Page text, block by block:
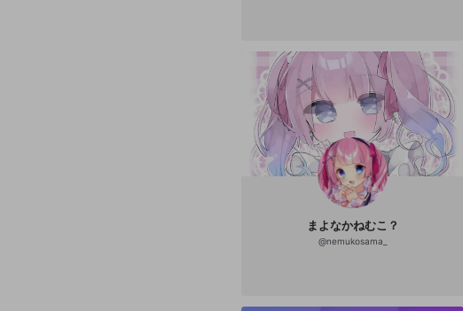
まよなかねむこ？
@nemukosama_